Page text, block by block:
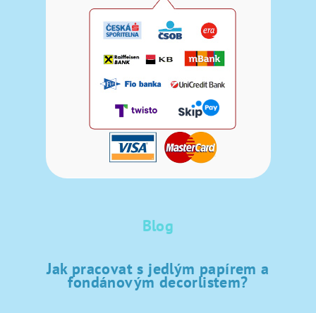
Blog
Jak pracovat s jedlým papírem a
fondánovým decorlistem?